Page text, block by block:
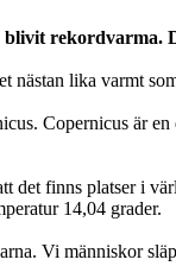
nästan lika varmt
Copernicus är
det finns platser i
14,04 grader.
Vi människor